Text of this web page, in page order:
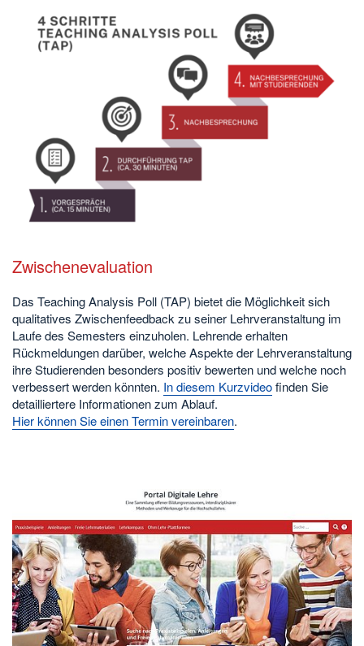
Zwischenevaluation
Das Teaching Analysis Poll (TAP) bietet die Möglichkeit sich
qualitatives Zwischenfeedback zu seiner Lehrveranstaltung im
Laufe des Semesters einzuholen. Lehrende erhalten
Rückmeldungen darüber, welche Aspekte der Lehrveranstaltung
ihre Studierenden besonders positiv bewerten und welche noch
verbessert werden könnten. In diesem Kurzvideofinden Sie
detailliertere Informationen zum Ablauf.
Hier können Sie einen Termin vereinbaren.